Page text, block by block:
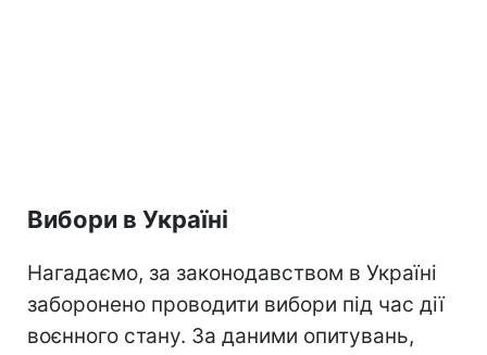
Вибори в Україні
Нагадаємо, за законодавством в Україні
заборонено проводити вибори під час дії
воєнного стану. За даними опитувань,